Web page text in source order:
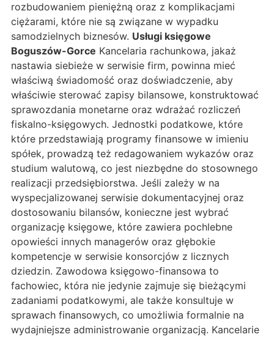
rozbudowaniem pieniężną oraz z komplikacjami
ciężarami, które nie są związane w wypadku
samodzielnych biznesów. Usługi księgowe
Boguszów-Gorce Kancelaria rachunkowa, jakaż
nastawia siebieże w serwisie firm, powinna mieć
właściwą świadomość oraz doświadczenie, aby
właściwie sterować zapisy bilansowe, konstruktować
sprawozdania monetarne oraz wdrażać rozliczeń
fiskalno-księgowych. Jednostki podatkowe, które
które przedstawiają programy finansowe w imieniu
spółek, prowadzą też redagowaniem wykazów oraz
studium walutową, co jest niezbędne do stosownego
realizacji przedsiębiorstwa. Jeśli zależy w na
wyspecjalizowanej serwisie dokumentacyjnej oraz
dostosowaniu bilansów, konieczne jest wybrać
organizację księgowe, które zawiera pochlebne
opowieści innych managerów oraz głębokie
kompetencje w serwisie konsorcjów z licznych
dziedzin. Zawodowa księgowo-finansowa to
fachowiec, która nie jedynie zajmuje się bieżącymi
zadaniami podatkowymi, ale także konsultuje w
sprawach finansowych, co umożliwia formalnie na
wydajniejsze administrowanie organizacją. Kancelarie